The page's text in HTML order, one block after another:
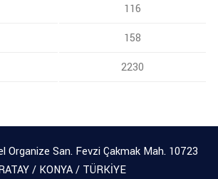
116
158
2230
Organize San. Fevzi Çakmak Mah. 10723
/ KONYA / TÜRKİYE